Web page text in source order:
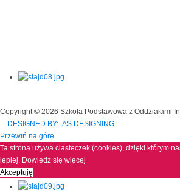
Copyright © 2026 Szkoła Podstawowa z Oddziałami
DESIGNED BY: AS DESIGNING
Przewiń na górę
Ta strona używa ciasteczek (cookies), dzięki którym
lepiej. Dowiedz się więcej
Akceptuję